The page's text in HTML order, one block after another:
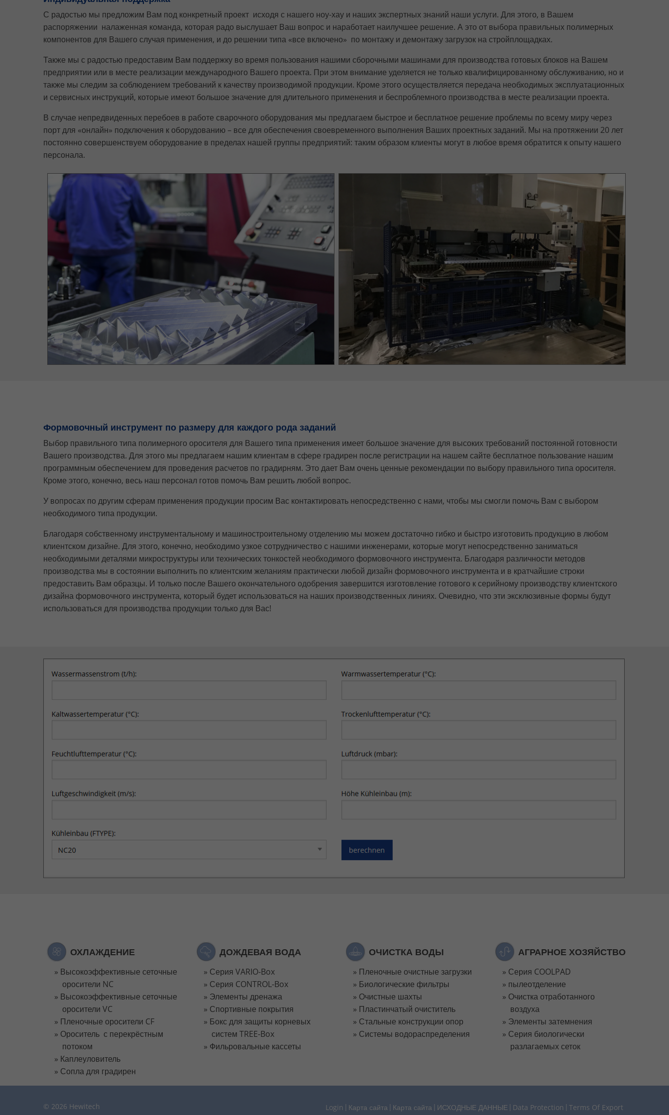
С радостью мы предложим Вам под конкретный проект исходя с нашего ноу-хау и наших экспертных знаний наши услуги. Для этого, в Вашем
распоряжении налаженная команда, которая радо выслушает Ваш вопрос и наработает наилучшее решение. А это от выбора правильных полимерных
компонентов для Вашего случая применения, и до решении типа «все включено» по монтажу и демонтажу загрузок на стройплощадках.
Также мы с радостью предоставим Вам поддержку во время пользования нашими сборочными машинами для производства готовых блоков на Вашем
предприятии или в месте реализации международного Вашего проекта. При этом внимание уделяется не только квалифицированному обслуживанию, но и
также мы следим за соблюдением требований к качеству производимой продукции. Кроме этого осуществляется передача необходимых эксплуатационных
и сервисных инструкций, которые имеют большое значение для длительного применения и беспроблемного производства в месте реализации проекта.
В случае непредвиденных перебоев в работе сварочного оборудования мы предлагаем быстрое и бесплатное решение проблемы по всему миру через
порт для «онлайн» подключения к оборудованию – все для обеспечения своевременного выполнения Ваших проектных заданий. Мы на протяжении 20 лет
постоянно совершенствуем оборудование в пределах нашей группы предприятий: таким образом клиенты могут в любое время обратится к опыту нашего
персонала.
Формовочный инструмент по размеру для каждого рода заданий
Выбор правильного типа полимерного оросителя для Вашего типа применения имеет большое значение для высоких требований постоянной готовности
Вашего производства. Для этого мы предлагаем нашим клиентам в сфере градирен после регистрации на нашем сайте бесплатное пользование нашим
программным обеспечением для проведения расчетов по градирням. Это дает Вам очень ценные рекомендации по выбору правильного типа оросителя.
Кроме этого, конечно, весь наш персонал готов помочь Вам решить любой вопрос.
У вопросах по другим сферам применения продукции просим Вас контактировать непосредственно с нами, чтобы мы смогли помочь Вам с выбором
необходимого типа продукции.
Благодаря собственному инструментальному и машиностроительному отделению мы можем достаточно гибко и быстро изготовить продукцию в любом
клиентском дизайне. Для этого, конечно, необходимо узкое сотрудничество с нашими инженерами, которые могут непосредственно заниматься
необходимыми деталями микроструктуры или технических тонкостей необходимого формовочного инструмента. Благодаря различности методов
производства мы в состоянии выполнить по клиентским желаниям практически любой дизайн формовочного инструмента и в кратчайшие строки
предоставить Вам образцы. И только после Вашего окончательного одобрения завершится изготовление готового к серийному производству клиентского
дизайна формовочного инструмента, который будет использоваться на наших производственных линиях. Очевидно, что эти эксклюзивные формы будут
использоваться для производства продукции только для Вас!
ОХЛАЖДЕНИЕ
Высокоэффективные сеточные
оросители NC
Высокоэффективные сеточные
оросители VC
Пленочные оросители CF
Ороситель с перекрёстным
потоком
Каплеуловитель
Сопла для градирен
ДОЖДЕВАЯ ВОДА
Серия VARIO-Box
Серия CONTROL-Box
Элементы дренажа
Спортивные покрытия
Бокс для защиты корневых
систем TREE-Box
Фильровальные кассеты
ОЧИСТКА ВОДЫ
Пленочные очистные загрузки
Биологические фильтры
Очистные шахты
Пластинчатый очиститель
Стальные конструкции опор
Системы водораспределения
АГРАРНОЕ ХОЗЯЙСТВО
Серия COOLPAD
пылеотделение
Очистка отработанного
воздуха
Элементы затемнения
Серия биологически
разлагаемых сеток
© 2026 Hewitech Login Карта сайта Карта сайта ИСХОДНЫЕ ДАННЫЕ Data Protection Terms Of Export
Lifetime 1 minute
Purpose
This is a pattern type cookie set by Google
Analytics in which the pattern element in the
name contains the unique identity number of
the account or website to which it relates. It
appears to be a variation of the _gat cookie
that is used to limit the amount of data
Name _ga_ZWLBZFMXDF
Lifetime
Purpose
Wird verwendet, um den Sitzungsstatus zu
erhalten.